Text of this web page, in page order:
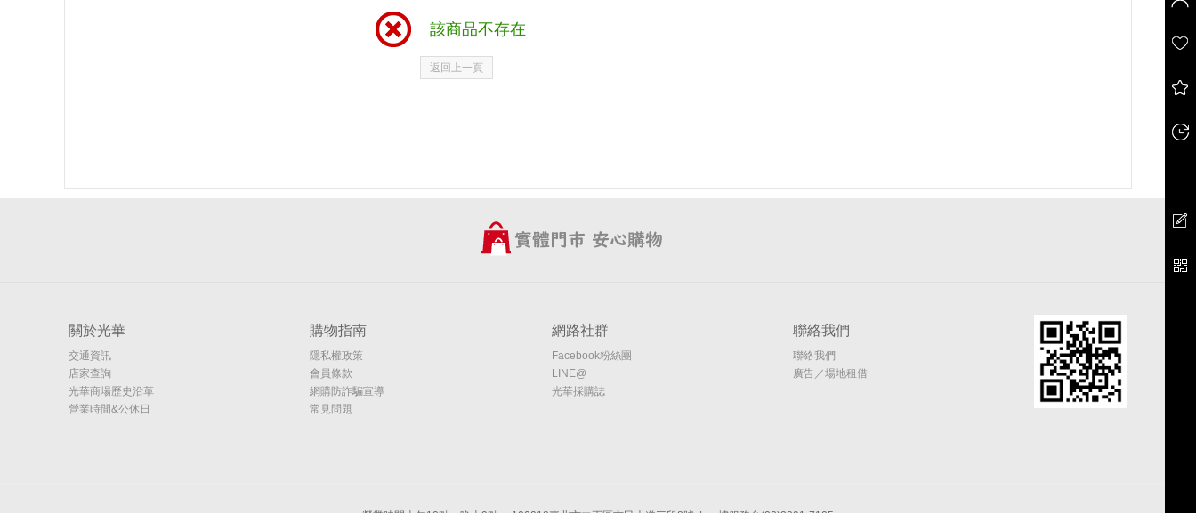
該商品不存在
返回上一頁
關於光華
交通資訊
店家查詢
光華商場歷史沿革
營業時間&公休日
購物指南
隱私權政策
會員條款
網購防詐騙宣導
常見問題
網路社群
Facebook粉絲團
LINE@
光華採購誌
聯絡我們
聯絡我們
廣告／場地租借